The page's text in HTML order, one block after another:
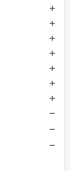









